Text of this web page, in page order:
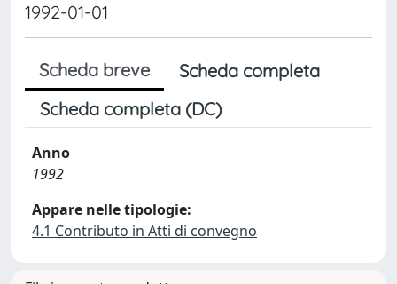
1992-01-01
Scheda breve
Scheda completa
Scheda completa (DC)
Anno
1992
Appare nelle tipologie:
4.1 Contributo in Atti di convegno